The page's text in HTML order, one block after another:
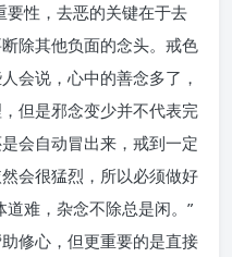
要性，去恶的关键在于去
除其他负面的念头。戒色
会说，心中的善念多了，
但是邪念变少并不代表完
会自动冒出来，戒到一定
会很猛烈，所以必须做好
难，杂念不除总是闲。”
修心，但更重要的是直接